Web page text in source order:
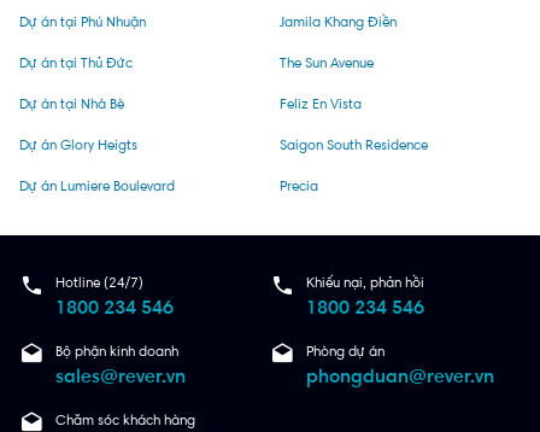
Dự án tại Phú Nhuận
Dự án tại Thủ Đức
Dự án tại Nhà Bè
Dự án Glory Heigts
Dự án Lumiere Boulevard
Jamila Khang Điền
The Sun Avenue
Feliz En Vista
Saigon South Residence
Precia
Hotline (24/7)
1800 234 546
Khiếu nại, phản hồi
1800 234 546
Bộ phận kinh doanh
sales@rever.vn
Phòng dự án
phongduan@rever.vn
Chăm sóc khách hàng